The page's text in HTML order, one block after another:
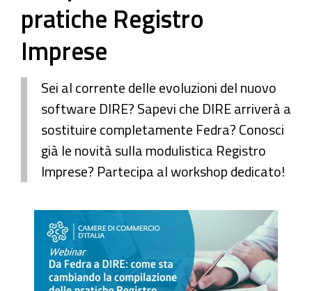
pratiche Registro
Imprese
Sei al corrente delle evoluzioni del nuovo
software DIRE? Sapevi che DIRE arriverà a
sostituire completamente Fedra? Conosci
già le novità sulla modulistica Registro
Imprese? Partecipa al workshop dedicato!